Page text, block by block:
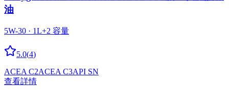
油
5W-30 · 1L+2 容量
5.0(4)
ACEA C2ACEA C3API SN
查看詳情